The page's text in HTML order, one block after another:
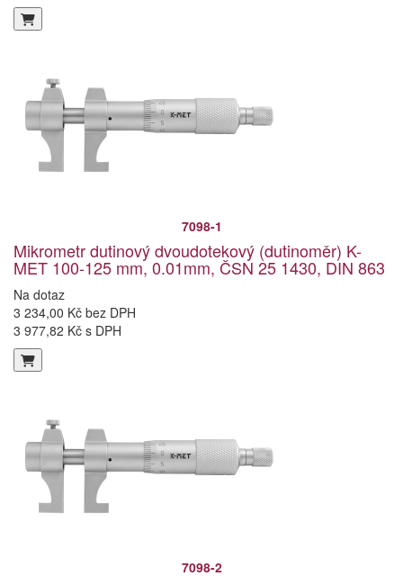
7098-1
Mikrometr dutinový dvoudotekový (dutinoměr) K-
MET 100-125 mm, 0.01mm, ČSN 25 1430, DIN 863
Na dotaz
3 234,00 Kč bez DPH
3 977,82 Kč s DPH
7098-2